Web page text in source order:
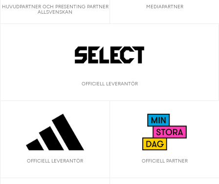
HUVUDPARTNER OCH PRESENTING PARTNER
ALLSVENSKAN
MEDIAPARTNER
OFFICIELL LEVERANTÖR
OFFICIELL LEVERANTÖR OFFICIELL PARTNER